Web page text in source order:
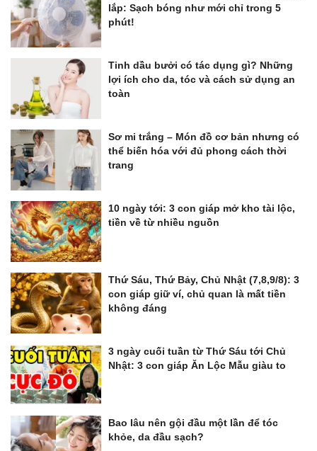
lắp: Sạch bóng như mới chỉ trong 5
phút!
Tinh dầu bưởi có tác dụng gì? Những
lợi ích cho da, tóc và cách sử dụng an
toàn
Sơ mi trắng – Món đồ cơ bản nhưng có
thể biến hóa với đủ phong cách thời
trang
10 ngày tới: 3 con giáp mở kho tài lộc,
tiền về từ nhiều nguồn
Thứ Sáu, Thứ Bảy, Chủ Nhật (7,8,9/8): 3
con giáp giữ ví, chủ quan là mất tiền
không đáng
3 ngày cuối tuần từ Thứ Sáu tới Chủ
Nhật: 3 con giáp Ăn Lộc Mẫu giàu to
Bao lâu nên gội đầu một lần để tóc
khỏe, da đầu sạch?